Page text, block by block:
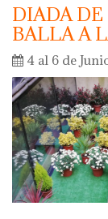
DIADA
BALLA A
4 al 6 de